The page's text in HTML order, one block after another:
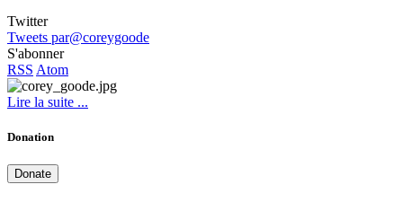
Twitter
Tweets par@coreygoode
S'abonner
RSS Atom
Lire la suite ...
Donation
Donate